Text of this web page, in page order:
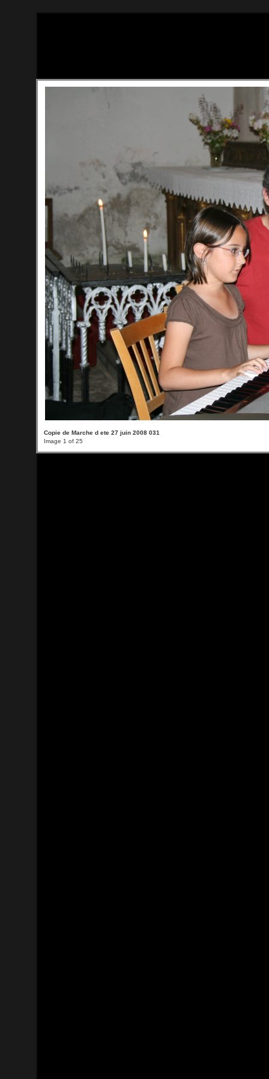
Copie de Marche d ete 27 juin 2008 031
Image 1 of 25